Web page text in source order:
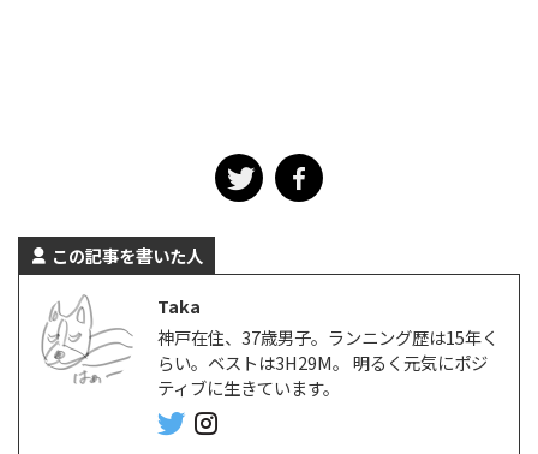
この記事を書いた人
Taka
神戸在住、37歳男子。ランニング歴は15年く
らい。ベストは3H29M。 明るく元気にポジ
ティブに生きています。